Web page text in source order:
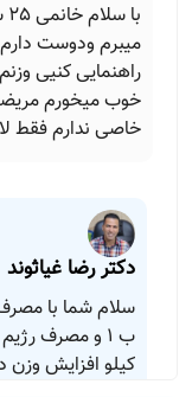
میبرم ودوست
خوب میخورم
خاصی ندارم فقط
دکتر رضا غیاثوند
سلام شما با
کیلو افزایش وزن